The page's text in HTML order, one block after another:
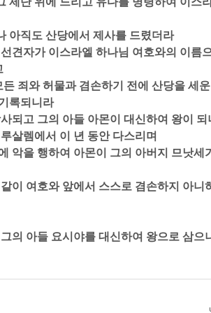
아직도 산당에서 제사를 드렸더라
견자가 이스라엘 하나님 여호와의 이름
죄와 허물과 겸손하기 전에 산당을 세
록되니라
되고 그의 아들 아몬이 대신하여 왕이
살렘에서 이 년 동안 다스리며
악을 행하여 아몬이 그의 아버지 므낫세
이 여호와 앞에서 스스로 겸손하지 아니
의 아들 요시야를 대신하여 왕으로 삼으